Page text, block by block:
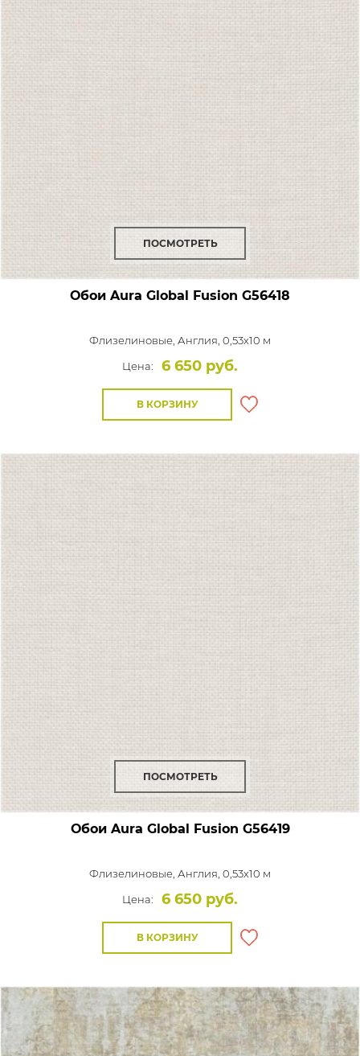
ПОСМОТРЕТЬ
Обои Aura Global Fusion G56418
Флизелиновые, Англия, 0,53x10 м
Цена:
6 650 руб.
В КОРЗИНУ
ПОСМОТРЕТЬ
Обои Aura Global Fusion G56419
Флизелиновые, Англия, 0,53x10 м
Цена:
6 650 руб.
В КОРЗИНУ